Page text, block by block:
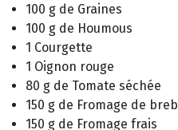
100 g de Graines
100 g de Houmous
1 Courgette
1 Oignon rouge
80 g de Tomate séchée
150 g de Fromage de
150 g de Fromage frais